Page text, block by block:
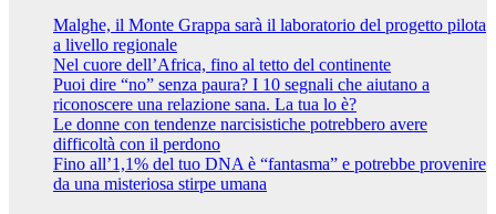
Malghe, il Monte Grappa sarà il laboratorio del progetto pilota
a livello regionale
Nel cuore dell’Africa, fino al tetto del continente
Puoi dire “no” senza paura? I 10 segnali che aiutano a
riconoscere una relazione sana. La tua lo è?
Le donne con tendenze narcisistiche potrebbero avere
difficoltà con il perdono
Fino all’1,1% del tuo DNA è “fantasma” e potrebbe provenire
da una misteriosa stirpe umana